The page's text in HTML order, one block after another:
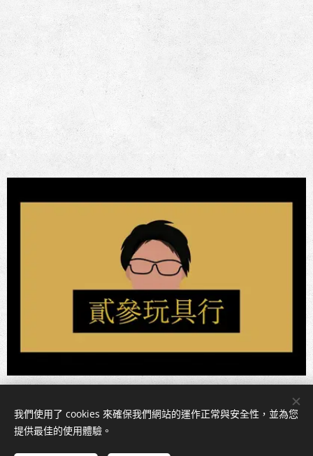
Cookies
我們使用了 cookies 來確保我們網站的運作正常與安全性，並為您
提供最佳的使用體驗。